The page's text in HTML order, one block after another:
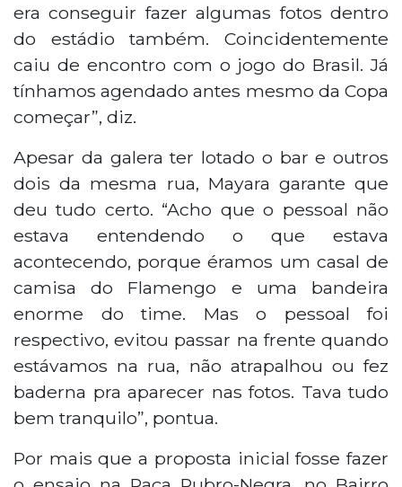
era conseguir fazer algumas fotos dentro
do estádio também. Coincidentemente
caiu de encontro com o jogo do Brasil. Já
tínhamos agendado antes mesmo da Copa
começar”, diz.
Apesar da galera ter lotado o bar e outros
dois da mesma rua, Mayara garante que
deu tudo certo. “Acho que o pessoal não
estava entendendo o que estava
acontecendo, porque éramos um casal de
camisa do Flamengo e uma bandeira
enorme do time. Mas o pessoal foi
respectivo, evitou passar na frente quando
estávamos na rua, não atrapalhou ou fez
baderna pra aparecer nas fotos. Tava tudo
bem tranquilo”, pontua.
Por mais que a proposta inicial fosse fazer